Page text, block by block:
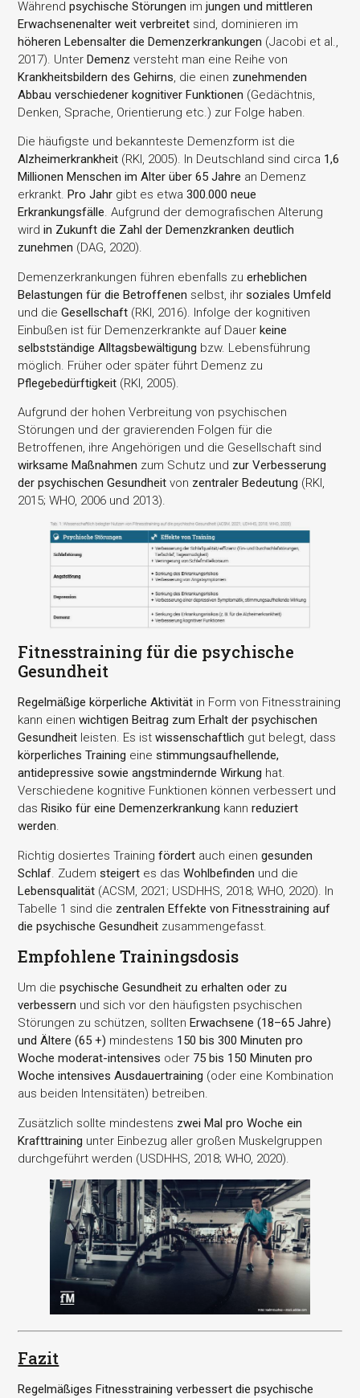
Währendpsychische Störungen imjungen und mittleren
Erwachsenenalter weit verbreitet sind, dominieren im
höheren Lebensalter die Demenzerkrankungen (Jacobi et al.,
2017). UnterDemenz versteht man eine Reihe von
Krankheitsbildern des Gehirns, die einen zunehmenden
Abbau verschiedener kognitiver Funktionen (Gedächtnis,
Denken, Sprache, Orientierung etc.) zur Folge haben.
Die häufigste und bekannteste Demenzform ist die
Alzheimerkrankheit (RKI, 2005). In Deutschland sind circa 1,6
Millionen Menschen im Alter über 65 Jahre an Demenz
erkrankt. Pro Jahr gibt es etwa300.000 neue
Erkrankungsfälle. Aufgrund der demografischen Alterung
wirdin Zukunft die Zahl der Demenzkranken deutlich
zunehmen (DAG, 2020).
Demenzerkrankungen führen ebenfalls zuerheblichen
Belastungen für die Betroffenen selbst, ihrsoziales Umfeld
und dieGesellschaft (RKI, 2016). Infolge der kognitiven
Einbußen ist für Demenzerkrankte auf Dauerkeine
selbstständige Alltagsbewältigung bzw. Lebensführung
möglich. Früher oder später führt Demenz zu
Pflegebedürftigkeit (RKI, 2005).
Aufgrund der hohen Verbreitung von psychischen
Störungen und der gravierenden Folgen für die
Betroffenen, ihre Angehörigen und die Gesellschaft sind
wirksame Maßnahmen zum Schutz und zur Verbesserung
der psychischen Gesundheit von zentraler Bedeutung (RKI,
2015; WHO, 2006 und 2013).
Fitnesstraining für die psychische
Gesundheit
Regelmäßige körperliche Aktivität in Form von Fitnesstraining
kann einenwichtigen Beitrag zum Erhalt der psychischen
Gesundheit leisten. Es istwissenschaftlich gut belegt, dass
körperliches Training einestimmungsaufhellende,
antidepressive sowie angstmindernde Wirkung hat.
Verschiedene kognitive Funktionen können verbessert und
das Risiko für eine Demenzerkrankung kannreduziert
werden.
Richtig dosiertes Trainingfördert auch einengesunden
Schlaf. Zudemsteigert es dasWohlbefinden und die
Lebensqualität (ACSM, 2021; USDHHS, 2018; WHO, 2020). In
Tabelle 1 sind die zentralen Effekte von Fitnesstraining auf
die psychische Gesundheit zusammengefasst.
Empfohlene Trainingsdosis
Um diepsychische Gesundheit zu erhalten oder zu
verbessern und sich vor den häufigsten psychischen
Störungen zu schützen, solltenErwachsene (18–65 Jahre)
und Ältere (65 +) mindestens 150 bis 300 Minuten pro
Woche moderat-intensives oder 75 bis 150 Minuten pro
Woche intensives Ausdauertraining (oder eine Kombination
aus beiden Intensitäten) betreiben.
Zusätzlich sollte mindestens zwei Mal pro Woche ein
Krafttraining unter Einbezug aller großen Muskelgruppen
durchgeführt werden (USDHHS, 2018; WHO, 2020).
Fazit
Regelmäßiges Fitnesstraining verbessert die psychische